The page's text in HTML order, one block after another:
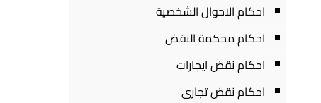
احكام الاحوال الشخصية
احكام محكمة النقض
احكام نقض ايجارات
احكام نقض تجارى